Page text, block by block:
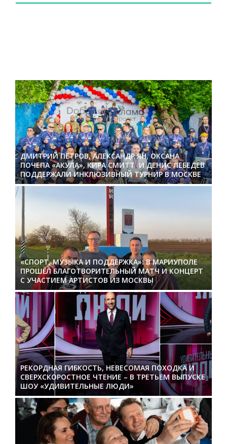
ДМИТРИЙ ПЕТРОВ, АЛЕКСАНДР ЯН, ОКСАНА
ПОЧЕПА «АКУЛА», КИРА СМИТТ И ДЕНИС ЛЕБЕДЕВ
ПОДДЕРЖАЛИ ИНКЛЮЗИВНЫЙ ТУРНИР В МОСКВЕ
«СПОРТ, МУЗЫКА И ПОДДЕРЖКА»: В МАРИУПОЛЕ
ПРОШЁЛ БЛАГОТВОРИТЕЛЬНЫЙ МАТЧ И КОНЦЕРТ
С УЧАСТИЕМ АРТИСТОВ ИЗ МОСКВЫ
РЕКОРДНАЯ ГИБКОСТЬ, НЕВЕСОМАЯ ПОХОДКА И
СВЕРХСКОРОСТНОЕ ЧТЕНИЕ – В ТРЕТЬЕМ ВЫПУСКЕ
ШОУ «УДИВИТЕЛЬНЫЕ ЛЮДИ»